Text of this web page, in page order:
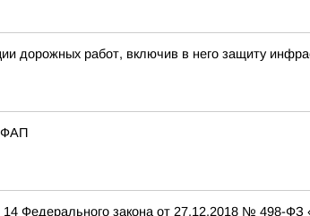
дорожных работ, включив в него защиту
ФАП
14 Федерального закона от 27.12.2018 № 498-